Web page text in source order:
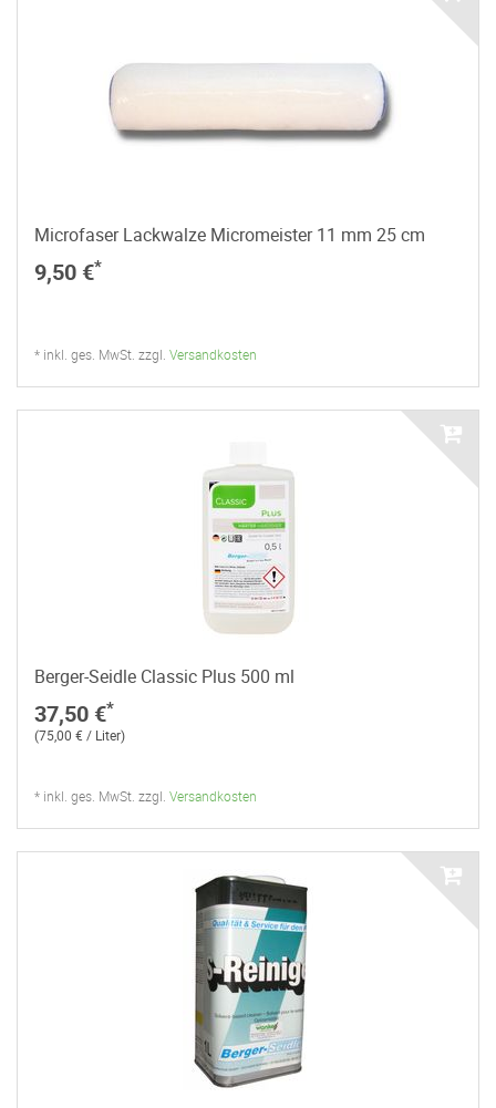
Microfaser Lackwalze Micromeister 11 mm 25 cm
9,50 €*
* inkl. ges. MwSt. zzgl. Versandkosten
Berger-Seidle Classic Plus 500 ml
37,50 €*
(75,00 € / Liter)
* inkl. ges. MwSt. zzgl. Versandkosten